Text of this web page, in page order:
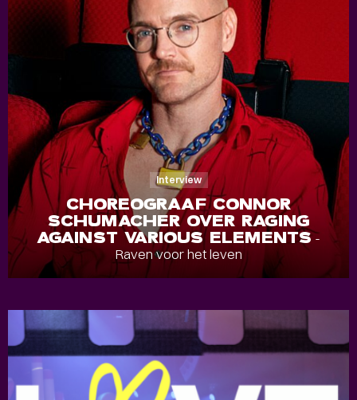
Interview
CHOREOGRAAF CONNOR
SCHUMACHER OVER RAGING
AGAINST VARIOUS ELEMENTS-
Raven voor het leven